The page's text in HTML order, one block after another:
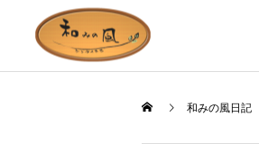
和みの風日記